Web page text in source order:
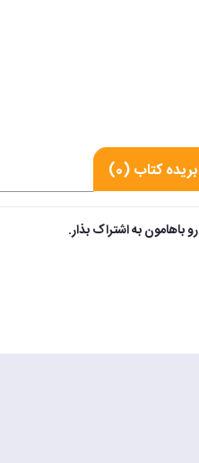
بریده کتاب (0)
باهامون به اشتراک بذار.